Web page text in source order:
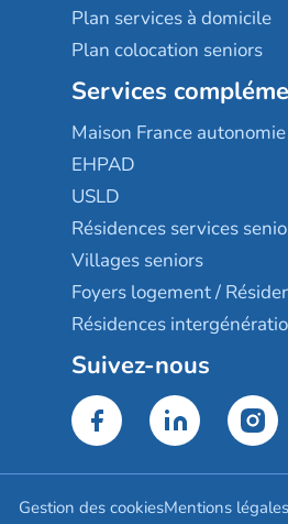
Plan services à domicile
Plan colocation seniors
Services
Maison France autonomie
EHPAD
USLD
Résidences services
Villages seniors
Foyers logement /
Résidences
Suivez-nous
Gestion des cookiesMentions légales